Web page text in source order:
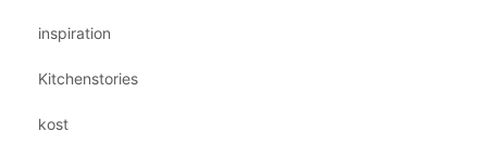
inspiration
Kitchenstories
kost